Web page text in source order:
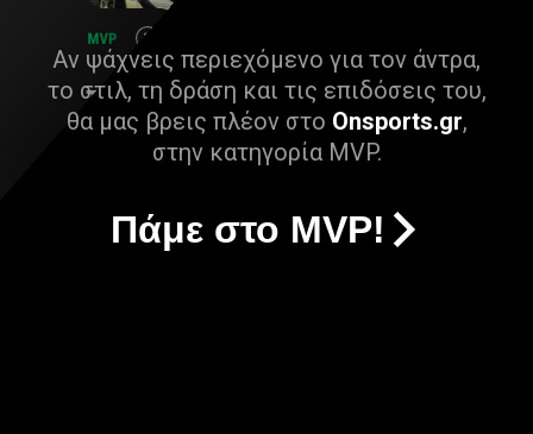
Αν ψάχνεις περιεχόμενο για τον άντρα,
το στιλ, τη δράση και τις επιδόσεις του,
θα μας βρεις πλέον στο Onsports.gr,
στην κατηγορία MVP.
Πάμε στο MVP!